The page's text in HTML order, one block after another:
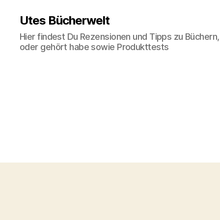
Utes Bücherwelt
Hier findest Du Rezensionen und Tipps zu
oder gehört habe sowie Produkttests